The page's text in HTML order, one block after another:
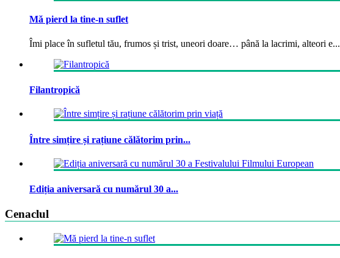
Mă pierd la tine-n suflet
Îmi place în sufletul tău, frumos și trist, uneori doare… până la lacrimi, alteori e...
Filantropică
Între simțire și rațiune călătorim prin...
Ediția aniversară cu numărul 30 a...
Cenaclul